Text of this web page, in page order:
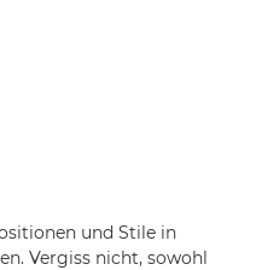
und Stile in
Vergiss nicht, sowohl